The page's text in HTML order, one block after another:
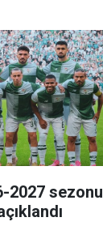
2027 sezonu